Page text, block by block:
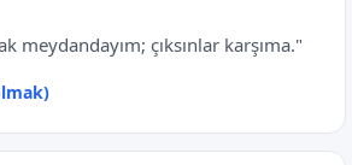
meydandayım; çıksınlar karşıma."